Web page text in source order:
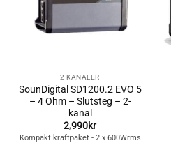
2 KANALER
SounDigital SD1200.2 EVO 5
– 4 Ohm – Slutsteg – 2-
kanal
2,990kr
Kompakt kraftpaket - 2 x 600Wrms